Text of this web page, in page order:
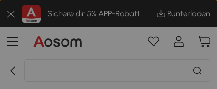
Sichere dir 5% APP-Rabatt Runterladen